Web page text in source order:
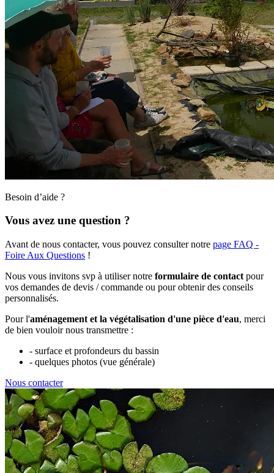
Besoin d’aide ?
Vous avez une question ?
Avant de nous contacter, vous pouvez consulter notre page FAQ -
Foire Aux Questions !
Nous vous invitons svp à utiliser notre formulaire de contact pour
vos demandes de devis / commande ou pour obtenir des conseils
personnalisés.
Pour l'aménagement et la végétalisation d'une pièce d'eau, merci
de bien vouloir nous transmettre :
- surface et profondeurs du bassin
- quelques photos (vue générale)
Nous contacter